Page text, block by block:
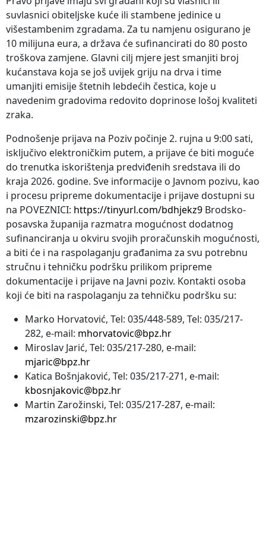
suvlasnici obiteljske kuće ili stambene jedinice u
višestambenim zgradama. Za tu namjenu osigurano je
10 milijuna eura, a država će sufinancirati do 80 posto
troškova zamjene. Glavni cilj mjere jest smanjiti broj
kućanstava koja se još uvijek griju na drva i time
umanjiti emisije štetnih lebdećih čestica, koje u
navedenim gradovima redovito doprinose lošoj kvaliteti
zraka.
Podnošenje prijava na Poziv počinje 2. rujna u 9:00 sati,
isključivo elektroničkim putem, a prijave će biti moguće
do trenutka iskorištenja predviđenih sredstava ili do
kraja 2026. godine. Sve informacije o Javnom pozivu, kao
i procesu pripreme dokumentacije i prijave dostupni su
na POVEZNICI: https://tinyurl.com/bdhjekz9 Brodsko-
posavska županija razmatra mogućnost dodatnog
sufinanciranja u okviru svojih proračunskih mogućnosti,
a biti će i na raspolaganju građanima za svu potrebnu
stručnu i tehničku podršku prilikom pripreme
dokumentacije i prijave na Javni poziv. Kontakti osoba
koji će biti na raspolaganju za tehničku podršku su:
Marko Horvatović, Tel: 035/448-589, Tel: 035/217-
282, e-mail: mhorvatovic@bpz.hr
Miroslav Jarić, Tel: 035/217-280, e-mail:
mjaric@bpz.hr
Katica Bošnjaković, Tel: 035/217-271, e-mail:
kbosnjakovic@bpz.hr
Martin Zarožinski, Tel: 035/217-287, e-mail:
mzarozinski@bpz.hr